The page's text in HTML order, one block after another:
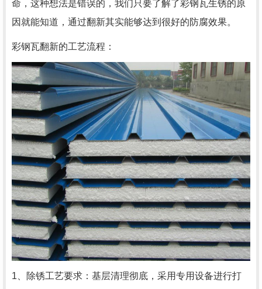
命，这种想法是错误的，我们只要了解了彩钢瓦生锈的原
因就能知道，通过翻新其实能够达到很好的防腐效果。
彩钢瓦翻新的工艺流程：
1、除锈工艺要求：基层清理彻底，采用专用设备进行打